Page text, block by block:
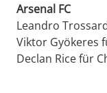
Arsenal FC
Leandro
Viktor Gyökeres
Declan Rice für